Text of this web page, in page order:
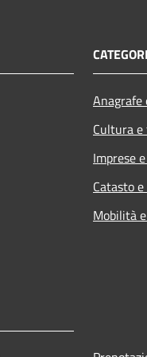
Cultura
Imprese
Catasto
Mobilità